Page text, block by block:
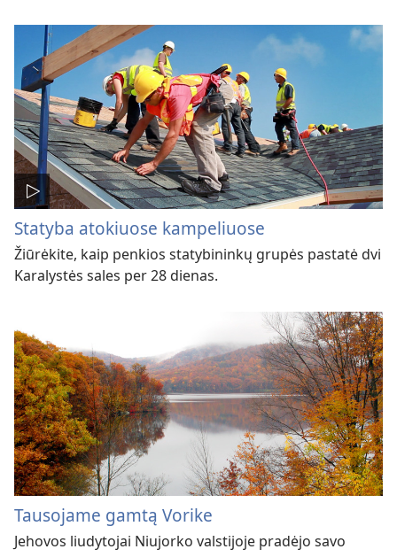
Statyba atokiuose kampeliuose
Žiūrėkite, kaip penkios statybininkų grupės pastatė dvi
Karalystės sales per 28 dienas.
Tausojame gamtą Vorike
Jehovos liudytojai Niujorko valstijoje pradėjo savo